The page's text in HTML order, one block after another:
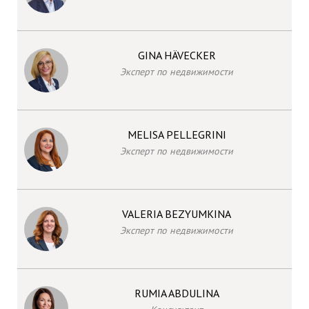
GINA HÄVECKER
Эксперт по недвижимости
MELISA PELLEGRINI
Эксперт по недвижимости
VALERIA BEZYUMKINA
Эксперт по недвижимости
RUMIA ABDULINA